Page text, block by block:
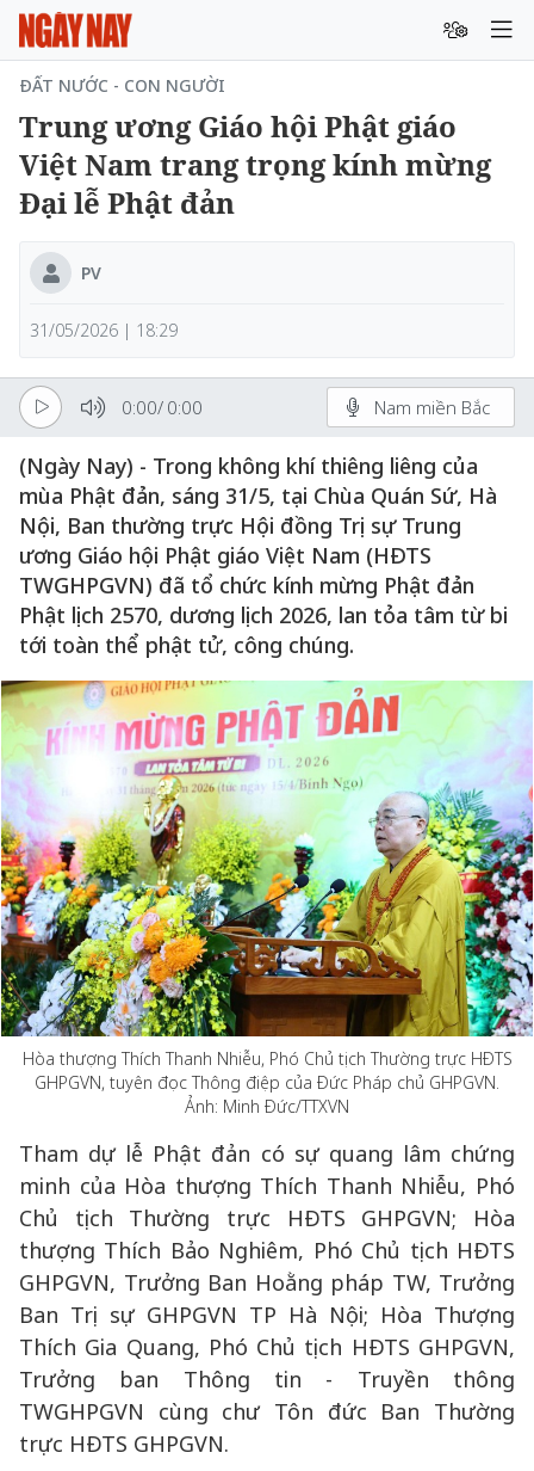
ĐẤT NƯỚC - CON NGƯỜI
Trung ương Giáo hội Phật giáo
Việt Nam trang trọng kính mừng
Đại lễ Phật đản
PV
31/05/2026 | 18:29
0:00/ 0:00 Nam miền Bắc
(Ngày Nay) - Trong không khí thiêng liêng của
mùa Phật đản, sáng 31/5, tại Chùa Quán Sứ, Hà
Nội, Ban thường trực Hội đồng Trị sự Trung
ương Giáo hội Phật giáo Việt Nam (HĐTS
TWGHPGVN) đã tổ chức kính mừng Phật đản
Phật lịch 2570, dương lịch 2026, lan tỏa tâm từ bi
tới toàn thể phật tử, công chúng.
Hòa thượng Thích Thanh Nhiễu, Phó Chủ tịch Thường trực HĐTS
GHPGVN, tuyên đọc Thông điệp của Đức Pháp chủ GHPGVN.
Ảnh: Minh Đức/TTXVN
Tham dự lễ Phật đản có sự quang lâm chứng
minh của Hòa thượng Thích Thanh Nhiễu, Phó
Chủ tịch Thường trực HĐTS GHPGVN; Hòa
thượng Thích Bảo Nghiêm, Phó Chủ tịch HĐTS
GHPGVN, Trưởng Ban Hoằng pháp TW, Trưởng
Ban Trị sự GHPGVN TP Hà Nội; Hòa Thượng
Thích Gia Quang, Phó Chủ tịch HĐTS GHPGVN,
Trưởng ban Thông tin - Truyền thông
TWGHPGVN cùng chư Tôn đức Ban Thường
trực HĐTS GHPGVN.